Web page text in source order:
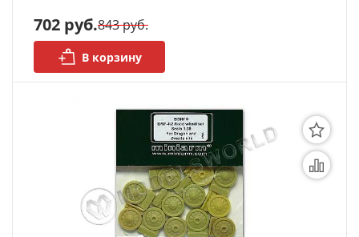
АРХИВ
702 руб.843 руб.
В корзину